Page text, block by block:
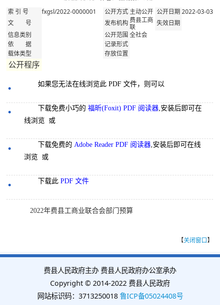
索 引 号 fxgsl/2022-0000001 公开方式 主动公开 公开日期2022-03-03
文 号 发布机构费县工商
联
失效日期
信息类别
公开范围全社会
依 据
记录形式
载体类型
存放位置
公开程序
如果您无法在线浏览此 PDF 文件，则可以
下载免费小巧的福昕(Foxit) PDF 阅读器,安装后即可在
线浏览 或
下载免费的 Adobe Reader PDF 阅读器 ,安装后即可在线
浏览 或
下载此PDF 文件
2022年费县工商业联合会部门预算
【关闭窗口】
费县人民政府主办 费县人民政府办公室承办
Copyright © 2014-2022 费县人民政府
网站标识码：3713250018 鲁ICP备05024408号